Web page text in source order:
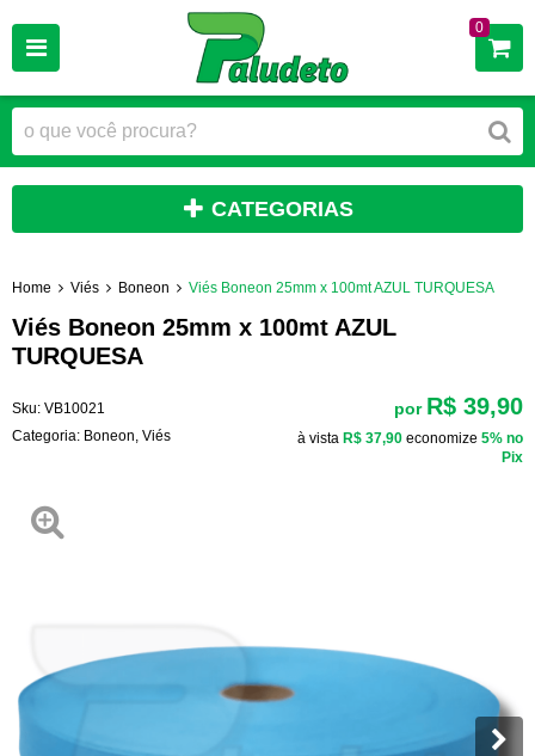
0
CATEGORIAS
Home Viés Boneon Viés Boneon 25mm x 100mt AZUL TURQUESA
Viés Boneon 25mm x 100mt AZUL
TURQUESA
Sku: VB10021
Categoria: Boneon Viés
por R$ 39,90
à vista R$ 37,90 economize 5% no
Pix